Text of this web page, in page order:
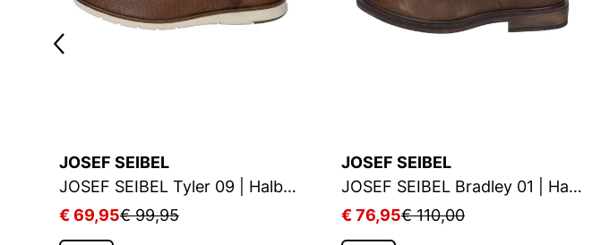
JOSEF SEIBEL
JOSEF SEIBEL Tyler 09 | Halbschuh für Herren | Beige
€ 69,95€ 99,95
JOSEF SEIBEL
JOSEF SEIBEL Bradley 01 | Halbschuh für Herren | Braun
€ 76,95€ 110,00